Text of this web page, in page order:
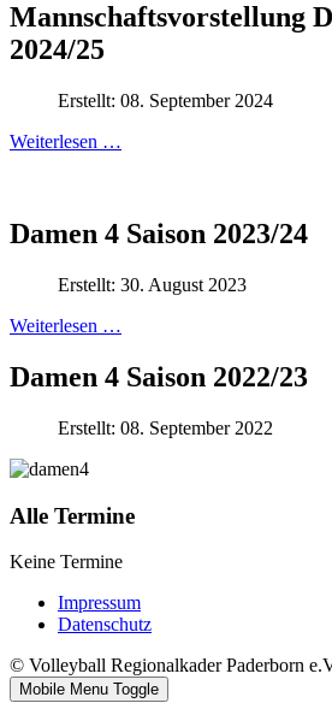
Mannschaftsvorstellung
2024/25
Erstellt: 08. September 2024
Weiterlesen …
Damen 4 Saison 2023/24
Erstellt: 30. August 2023
Weiterlesen …
Damen 4 Saison 2022/23
Erstellt: 08. September 2022
Alle Termine
Keine Termine
Impressum
Datenschutz
© Volleyball Regionalkader Paderborn
Mobile Menu Toggle